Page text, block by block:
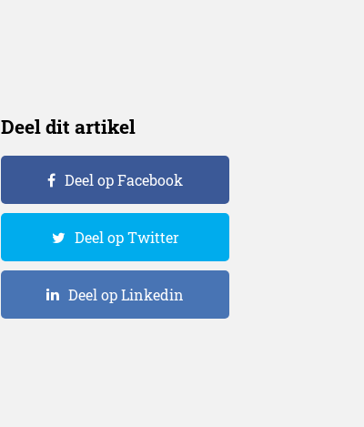
Deel dit artikel
Deel op Facebook
Deel op Twitter
Deel op Linkedin